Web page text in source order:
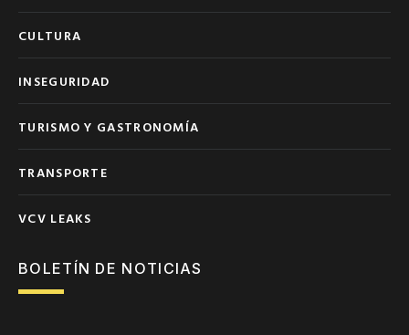
CULTURA
INSEGURIDAD
TURISMO Y GASTRONOMÍA
TRANSPORTE
VCV LEAKS
BOLETÍN DE NOTICIAS